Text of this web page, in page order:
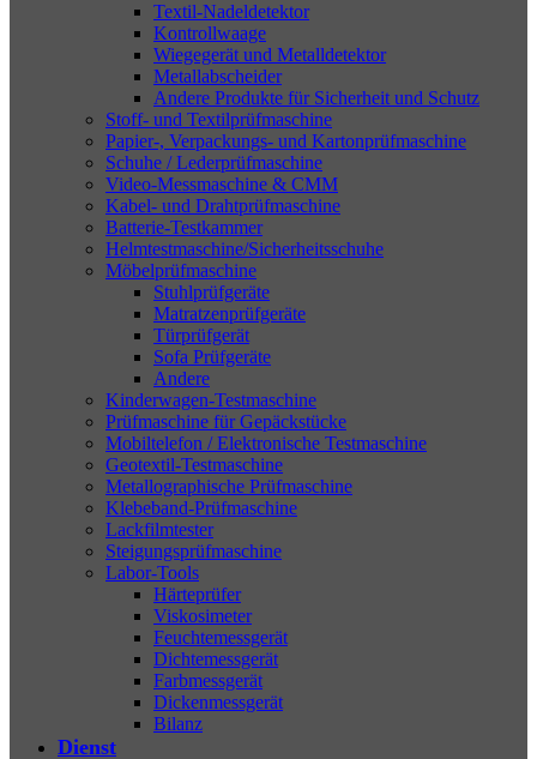
Textil-Nadeldetektor
Kontrollwaage
Wiegegerät und Metalldetektor
Metallabscheider
Andere Produkte für Sicherheit und Schutz
Stoff- und Textilprüfmaschine
Papier-, Verpackungs- und Kartonprüfmaschine
Schuhe / Lederprüfmaschine
Video-Messmaschine & CMM
Kabel- und Drahtprüfmaschine
Batterie-Testkammer
Helmtestmaschine/Sicherheitsschuhe
Möbelprüfmaschine
Stuhlprüfgeräte
Matratzenprüfgeräte
Türprüfgerät
Sofa Prüfgeräte
Andere
Kinderwagen-Testmaschine
Prüfmaschine für Gepäckstücke
Mobiltelefon / Elektronische Testmaschine
Geotextil-Testmaschine
Metallographische Prüfmaschine
Klebeband-Prüfmaschine
Lackfilmtester
Steigungsprüfmaschine
Labor-Tools
Härteprüfer
Viskosimeter
Feuchtemessgerät
Dichtemessgerät
Farbmessgerät
Dickenmessgerät
Bilanz
Dienst